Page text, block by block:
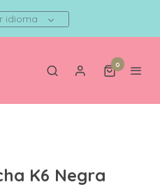
idioma
0
K6 Negra